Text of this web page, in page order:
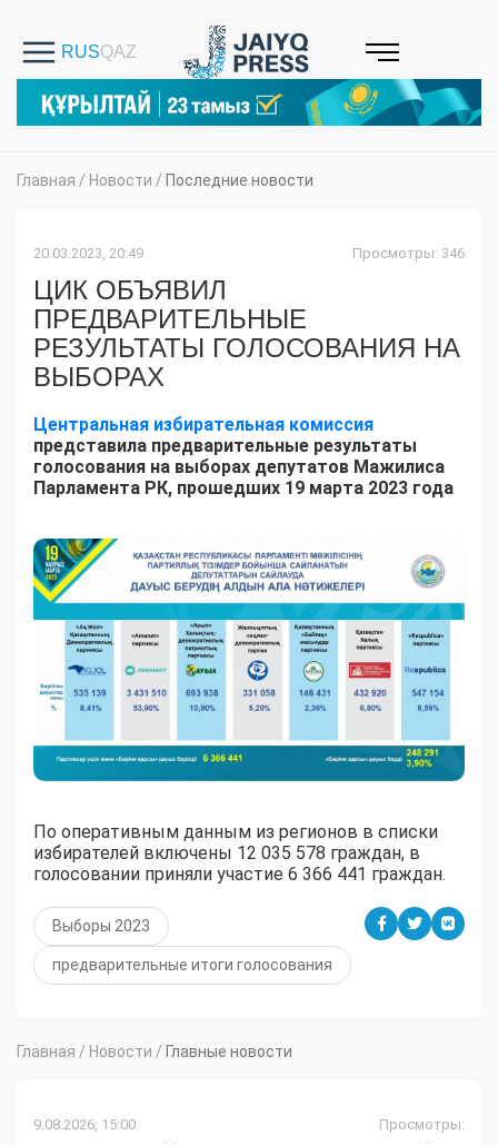
Главная / Новости / Последние новости
20.03.2023, 20:49 Просмотры: 346
ЦИК ОБЪЯВИЛ
ПРЕДВАРИТЕЛЬНЫЕ
РЕЗУЛЬТАТЫ ГОЛОСОВАНИЯ НА
ВЫБОРАХ
Центральная избирательная комиссия
представила предварительные результаты
голосования на выборах депутатов Мажилиса
Парламента РК, прошедших 19 марта 2023 года
По оперативным данным из регионов в списки
избирателей включены 12 035 578 граждан, в
голосовании приняли участие 6 366 441 граждан.
Выборы 2023
предварительные итоги голосования
Главная / Новости / Главные новости
9.08.2026, 15:00 Просмотры: